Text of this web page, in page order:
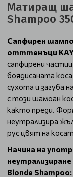
Матиращ
Shampoo
Сапфирен
отттенъци
сапфирени
боядисаната
сухота и загуба
с този шамоан
както преди.
неутрализира
рус цвят на
Начина на
Blonde Shampoo: